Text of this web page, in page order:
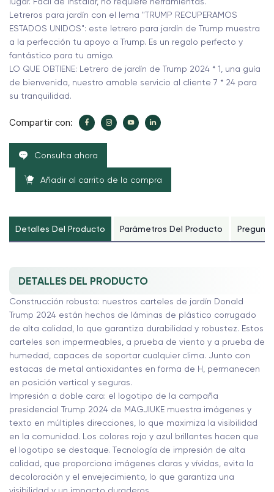
Letreros para jardín con el lema "TRUMP RECUPERAMOS
ESTADOS UNIDOS": este letrero para jardín de Trump muestra
a la perfección tu apoyo a Trump. Es un regalo perfecto y
fantástico para tu amigo.
LO QUE OBTIENE: Letrero de jardín de Trump 2024 * 1, una guía
de bienvenida, nuestro amable servicio al cliente 7 * 24 para
su tranquilidad.
Compartir con:
Consulta ahora
Añadir al carrito de la compra
Detalles Del Producto Parámetros Del Producto
DETALLES DEL PRODUCTO
Construcción robusta: nuestros carteles de jardín Donald
Trump 2024 están hechos de láminas de plástico corrugado
de alta calidad, lo que garantiza durabilidad y robustez. Estos
carteles son impermeables, a prueba de viento y a prueba de
humedad, capaces de soportar cualquier clima. Junto con
estacas de metal antioxidantes en forma de H, permanecen
en posición vertical y seguras.
Impresión a doble cara: el logotipo de la campaña
presidencial Trump 2024 de MAGJIUKE muestra imágenes y
texto en múltiples direcciones, lo que maximiza la visibilidad
en la comunidad. Los colores rojo y azul brillantes hacen que
el logotipo se destaque. Tecnología de impresión de alta
calidad, que proporciona imágenes claras y vívidas, evita la
decoloración y el envejecimiento, lo que garantiza una